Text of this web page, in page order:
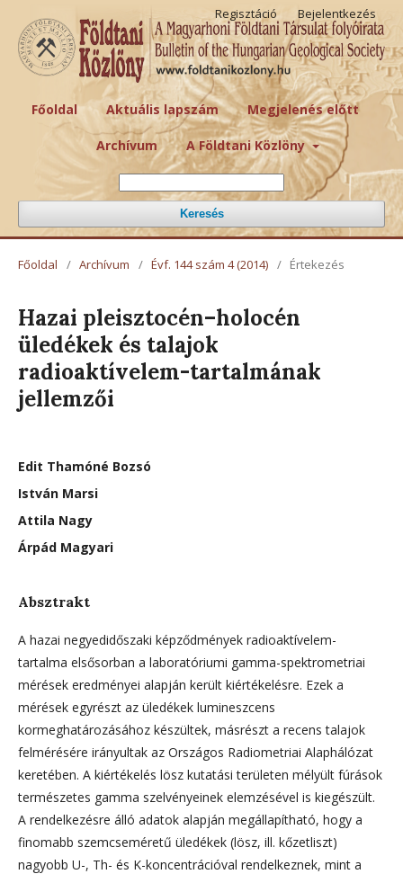
Főoldal Aktuális lapszám Megjelenés előtt
Archívum A Földtani Közlöny
Keresés
Regisztáció Bejelentkezés
Főoldal / Archívum / Évf. 144 szám 4 (2014) / Értekezés
Hazai pleisztocén–holocén
üledékek és talajok
radioaktívelem-tartalmának
jellemzői
Edit Thamóné Bozsó
István Marsi
Attila Nagy
Árpád Magyari
Absztrakt
A hazai negyedidőszaki képződmények radioaktívelem-
tartalma elsősorban a laboratóriumi gamma-spektrometriai
mérések eredményei alapján került kiértékelésre. Ezek a
mérések egyrészt az üledékek lumineszcens
kormeghatározásához készültek, másrészt a recens talajok
felmérésére irányultak az Országos Radiometriai Alaphálózat
keretében. A kiértékelés lösz kutatási területen mélyült fúrások
természetes gamma szelvényeinek elemzésével is kiegészült.
A rendelkezésre álló adatok alapján megállapítható, hogy a
finomabb szemcseméretű üledékek (lösz, ill. kőzetliszt)
nagyobb U-, Th- és K-koncentrációval rendelkeznek, mint a